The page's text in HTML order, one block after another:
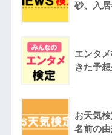
砂、入
エンタ
きた予
お天気
名前の由